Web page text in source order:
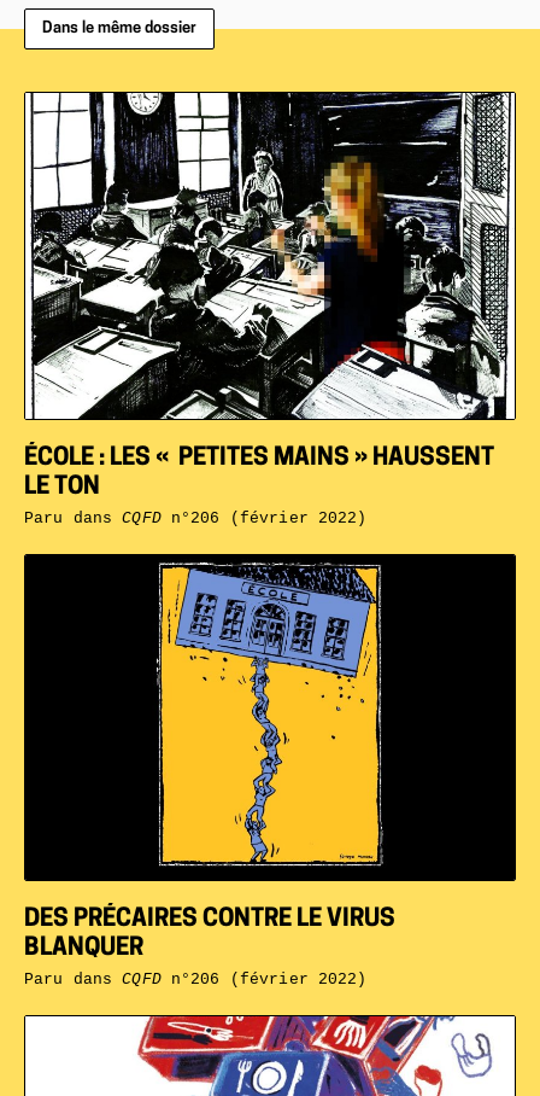
Dans le même dossier
DES PRÉCAIRES CONTRE LE VIRUS
BLANQUER
Paru dansCQFDn°206 (février 2022)
ÉCOLE : LES « PETITES MAINS » HAUSSENT
LE TON
Paru dansCQFDn°206 (février 2022)